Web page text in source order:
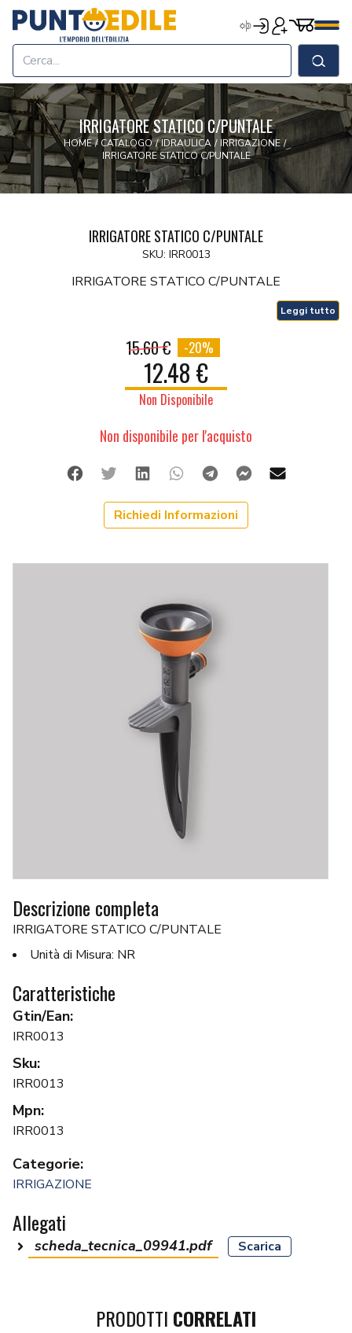
Edilizia Punto EdileAccediRegistrati
Cerca
Home
Chi Siamo
Termini & Condizioni
Contatti
IRRIGATORE STATICO C/PUNTALE
HOME / CATALOGO / IDRAULICA / IRRIGAZIONE /
IRRIGATORE STATICO C/PUNTALE
IRRIGATORE STATICO C/PUNTALE
SKU: IRR0013
IRRIGATORE STATICO C/PUNTALE
Leggi tutto
15.60 € -20%
12.48 €
Non Disponibile
Non disponibile per l'acquisto
FacebookTwitterLinkedinWhatsappTelegramFacebook
Richiedi Informazioni
Descrizione completa
IRRIGATORE STATICO C/PUNTALE
Unità di Misura: NR
Caratteristiche
Gtin/Ean:
IRR0013
Sku:
IRR0013
Mpn:
IRR0013
Categorie:
IRRIGAZIONE
Allegati
scheda_tecnica_09941.pdf Scarica
PRODOTTI CORRELATI